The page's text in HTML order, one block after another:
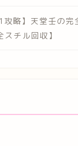
攻略】天堂壬の完
チル回収】